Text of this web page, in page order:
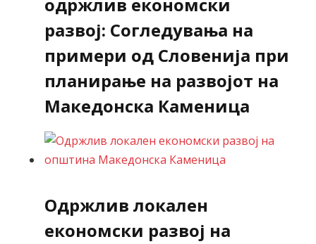
одржлив економски
развој: Согледувања на
примери од Словенија при
планирање на развојот на
Македонска Каменица
Одржлив локален
економски развој на